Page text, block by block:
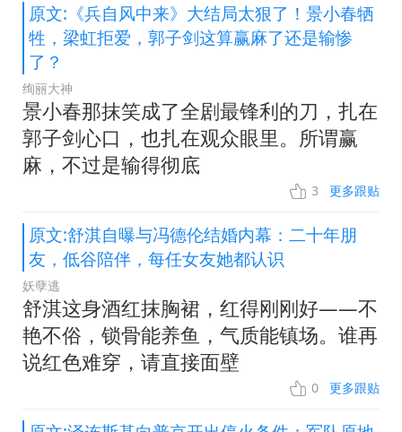
原文:《兵自风中来》大结局太狠了！景小春牺
牲，梁虹拒爱，郭子剑这算赢麻了还是输惨
了？
绚丽大神
景小春那抹笑成了全剧最锋利的刀，扎在
郭子剑心口，也扎在观众眼里。所谓赢
麻，不过是输得彻底
3 更多跟贴
原文:舒淇自曝与冯德伦结婚内幕：二十年朋
友，低谷陪伴，每任女友她都认识
妖孽逃
舒淇这身酒红抹胸裙，红得刚刚好——不
艳不俗，锁骨能养鱼，气质能镇场。谁再
说红色难穿，请直接面壁
0 更多跟贴